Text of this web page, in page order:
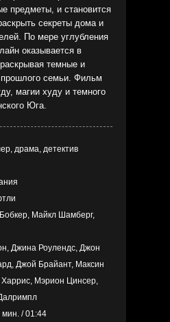
предметы, и становится
секреты дома и
По мере углубления
оказывается в
темные и
семьи. Фильм
магии худу и темного
Юга.
драма, детектив
Майкл Шамберг,
Джина Роулендс, Джон
Джой Брайант, Максин
Харрис, Мэрион Цинсер,
мин. / 01:44